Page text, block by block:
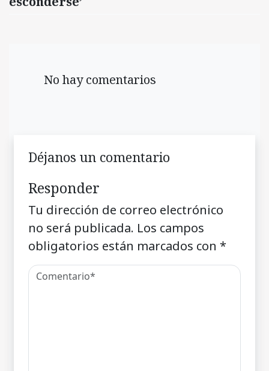
No hay comentarios
Déjanos un comentario
Responder
Tu dirección de correo electrónico
no será publicada. Los campos
obligatorios están marcados con *